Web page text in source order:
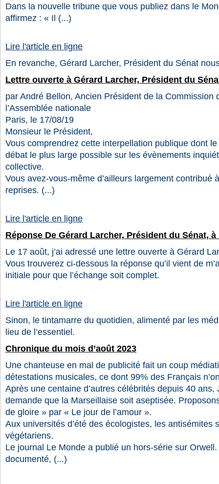
Dans la nouvelle tribune que vous publiez dans le
affirmez : « Il (...)
Lire l'article en ligne
En revanche, Gérard Larcher, Président du Sénat
Lettre ouverte à Gérard Larcher, Président du
par André Bellon, Ancien Président de la Commission
l’Assemblée nationale
Paris, le 17/08/19
Monsieur le Président,
Vous comprendrez cette interpellation publique dont
débat le plus large possible sur les évènements
collective.
Vous avez-vous-même d’ailleurs largement contribué
reprises. (...)
Lire l'article en ligne
Réponse De Gérard Larcher, Président du Sénat,
Le 17 août, j’ai adressé une lettre ouverte à Gérard
Vous trouverez ci-dessous la réponse qu’il vient de
initiale pour que l’échange soit complet.
Lire l'article en ligne
Sinon, le tintamarre du quotidien, alimenté par les
lieu de l’essentiel.
Chronique du mois d’août 2023
Une chanteuse en mal de publicité fait un coup
détestations musicales, ce dont 99% des Français
Après une centaine d’autres célébrités depuis 40 ans,
demande que la Marseillaise soit aseptisée.
de gloire » par « Le jour de l’amour ».
Aux universités d’été des écologistes, les antisémites
végétariens.
Le journal Le Monde a publié un hors-série sur
documenté, (...)